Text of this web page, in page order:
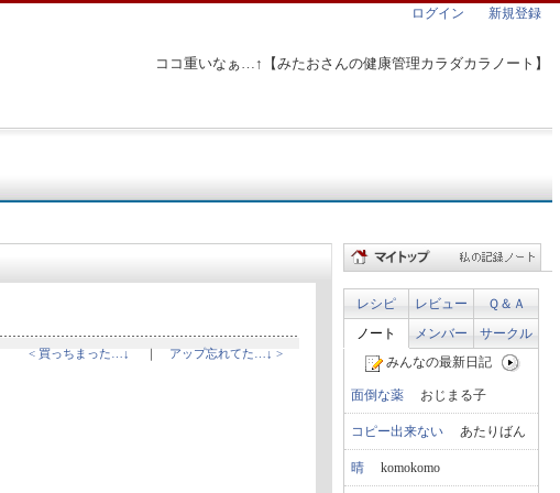
ココ重いなぁ…↑【みたおさんの健康管理カラダカラノート】
ログイン 新規登録
< 買っちまった…↓ ｜ アップ忘れてた…↓ >
レシピ レビュー
Ｑ＆Ａ
ノート
メンバー
サークル
みんなの最新日記
面倒な薬 おじまる子
コピー出来ない あたりばん
晴 komokomo